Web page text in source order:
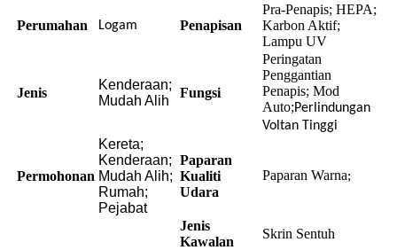
Perumahan Logam Penapisan
Pra-Penapis; HEPA;
Karbon Aktif;
Lampu UV
Jenis
Kenderaan;
Mudah Alih
Fungsi
Peringatan
Penggantian
Penapis; Mod
Auto;Perlindungan
Voltan Tinggi
Permohonan
Kereta;
Kenderaan;
Mudah Alih;
Rumah;
Pejabat
Paparan
Kualiti
Udara
Paparan Warna;
Jenis
Kawalan
Skrin Sentuh